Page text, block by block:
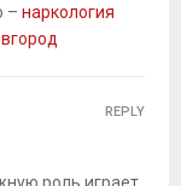
– наркология
роль играет
REPLY